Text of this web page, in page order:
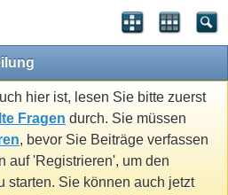
hier ist, lesen Sie bitte zuerst
Fragen durch. Sie müssen
, bevor Sie Beiträge verfassen
auf 'Registrieren', um den
starten. Sie können auch jetzt